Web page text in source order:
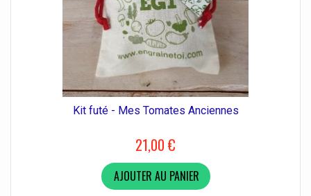
Kit futé - Mes Tomates Anciennes
21,00 €
AJOUTER AU PANIER